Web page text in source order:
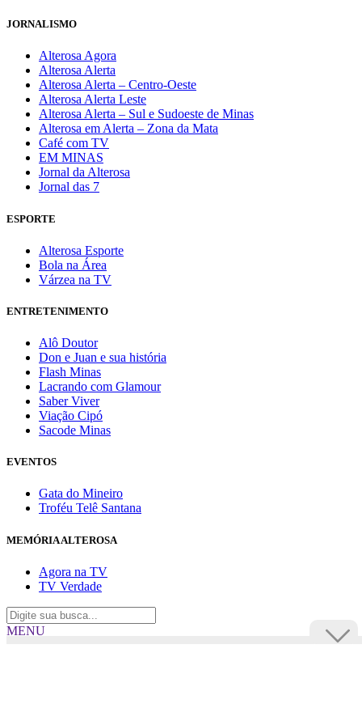
JORNALISMO
Alterosa Agora
Alterosa Alerta
Alterosa Alerta – Centro-Oeste
Alterosa Alerta Leste
Alterosa Alerta – Sul e Sudoeste de Minas
Alterosa em Alerta – Zona da Mata
Café com TV
EM MINAS
Jornal da Alterosa
Jornal das 7
ESPORTE
Alterosa Esporte
Bola na Área
Várzea na TV
ENTRETENIMENTO
Alô Doutor
Don e Juan e sua história
Flash Minas
Lacrando com Glamour
Saber Viver
Viação Cipó
Sacode Minas
EVENTOS
Gata do Mineiro
Troféu Telê Santana
MEMÓRIA ALTEROSA
Agora na TV
TV Verdade
MENU